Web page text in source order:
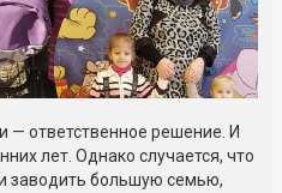
— ответственное решение. И
лет. Однако случается, что
заводить большую семью,